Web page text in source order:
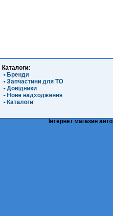
Каталоги:
• Бренди
• Запчастини для ТО
• Довідники
• Нове надходження
• Каталоги
Інтернет магазин